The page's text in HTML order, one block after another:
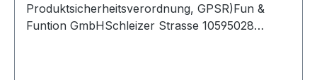
Produktsicherheitsverordnung, GPSR)Fun &
Funtion GmbHSchleizer Strasse 10595028